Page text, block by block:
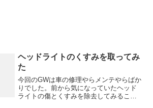
ヘッドライトのくすみを取ってみ
た
今回のGWは車の修理やらメンテやらばか
りでした。前から気になっていたヘッド
ライトの傷とくすみを除去してみること